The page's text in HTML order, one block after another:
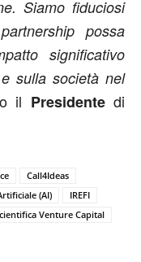
Siamo fiduciosi
possa
significativo
e sulla società nel
il Presidentedi
Call4Ideas
(AI)
IREFI
Venture Capital